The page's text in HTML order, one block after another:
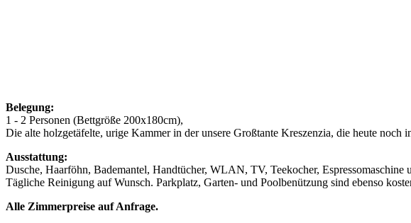
Belegung:
1 - 2 Personen (Bettgröße 200x180cm),
Die alte holzgetäfelte, urige Kammer in der unsere Großtante Kreszenzia, die heute
Ausstattung:
Dusche, Haarföhn, Bademantel, Handtücher, WLAN, TV, Teekocher, Espressomaschine
Tägliche Reinigung auf Wunsch. Parkplatz, Garten- und Poolbenützung sind ebenso
Alle Zimmerpreise auf Anfrage.